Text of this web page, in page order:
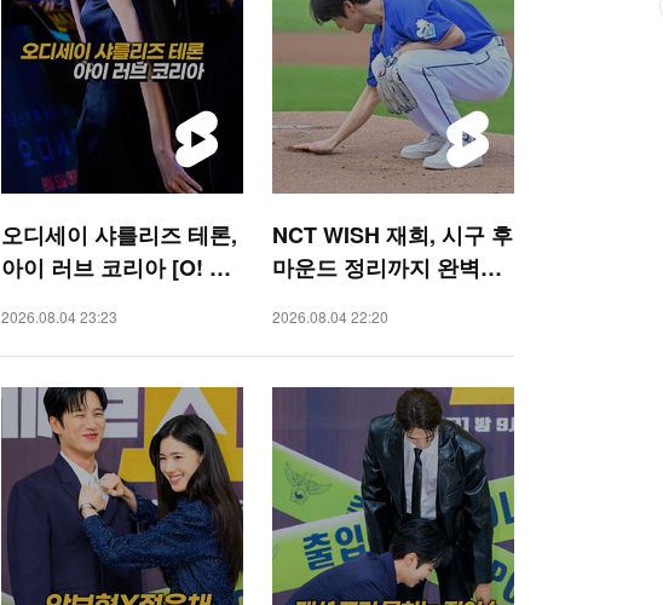
오디세이 샤를리즈 테론,
아이 러브 코리아 [O! ST
2026.08.04 23:23
NCT WISH 재희, 시구 후
마운드 정리까지 완벽
2026.08.04 22:20